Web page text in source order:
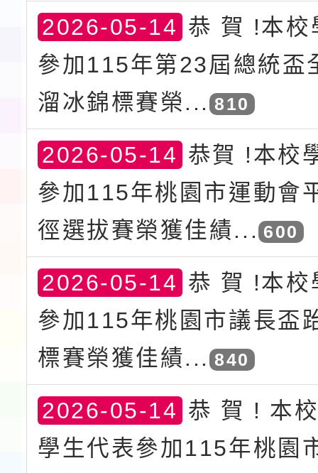
2026-05-14 恭 賀 !本校
參加115年第23屆總統盃
溜冰錦標賽榮... 810
2026-05-14 恭賀 !本校
參加115年桃園市運動會
徑選拔賽榮獲佳績... 600
2026-05-14 恭 賀 !本校
參加115年桃園市議長盃
標賽榮獲佳績... 840
2026-05-14 恭 賀 ! 本
學生代表參加115年桃園